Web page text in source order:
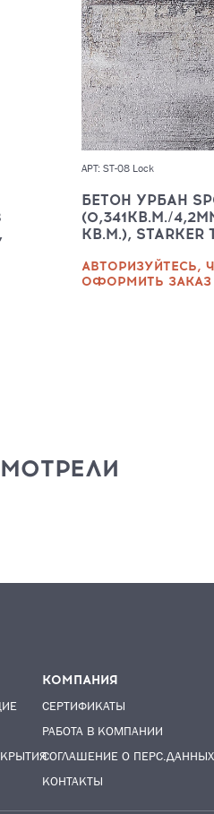
АРТ: ST-08 Lock
БЕТОН УРБАН
(0,341КВ.М./
КВ.М.), STARKER
АВТОРИЗУЙТЕСЬ,
ОФОРМИТЬ ЗАКАЗ
КОМПАНИЯ
СЕРТИФИКАТЫ
РАБОТА В КОМПАНИИ
СОГЛАШЕНИЕ О ПЕРС.ДАННЫХ
КОНТАКТЫ